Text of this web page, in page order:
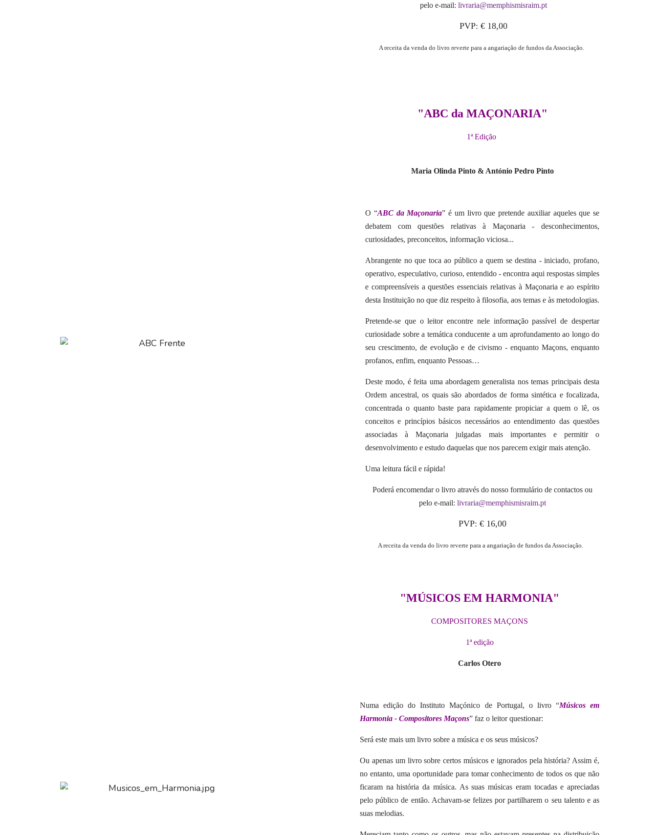
pelo e-mail: livraria@memphismisraim.pt
PVP: € 18,00
A receita da venda do livro reverte para a angariação de fundos da Associação.
"ABC da MAÇONARIA"
1ª Edição
Maria Olinda Pinto & António Pedro Pinto
O “ABC da Maçonaria” é um livro que pretende auxiliar aqueles que se
debatem com questões relativas à Maçonaria - desconhecimentos,
curiosidades, preconceitos, informação viciosa...
Abrangente no que toca ao público a quem se destina - iniciado, profano,
operativo, especulativo, curioso, entendido - encontra aqui respostas simples
e compreensíveis a questões essenciais relativas à Maçonaria e ao espírito
desta Instituição no que diz respeito à filosofia, aos temas e às metodologias.
Pretende-se que o leitor encontre nele informação passível de despertar
curiosidade sobre a temática conducente a um aprofundamento ao longo do
seu crescimento, de evolução e de civismo - enquanto Maçons, enquanto
profanos, enfim, enquanto Pessoas…
Deste modo, é feita uma abordagem generalista nos temas principais desta
Ordem ancestral, os quais são abordados de forma sintética e focalizada,
concentrada o quanto baste para rapidamente propiciar a quem o lê, os
conceitos e princípios básicos necessários ao entendimento das questões
associadas à Maçonaria julgadas mais importantes e permitir o
desenvolvimento e estudo daquelas que nos parecem exigir mais atenção.
Uma leitura fácil e rápida!
Poderá encomendar o livro através do nosso formulário de contactos ou
pelo e-mail: livraria@memphismisraim.pt
PVP: € 16,00
A receita da venda do livro reverte para a angariação de fundos da Associação.
"MÚSICOS EM HARMONIA"
COMPOSITORES MAÇONS
1ª edição
Carlos Otero
Numa edição do Instituto Maçónico de Portugal, o livro “Músicos em
Harmonia - Compositores Maçons” faz o leitor questionar:
Será este mais um livro sobre a música e os seus músicos?
Ou apenas um livro sobre certos músicos e ignorados pela história? Assim é,
no entanto, uma oportunidade para tomar conhecimento de todos os que não
ficaram na história da música. As suas músicas eram tocadas e apreciadas
pelo público de então. Achavam-se felizes por partilharem o seu talento e as
suas melodias.